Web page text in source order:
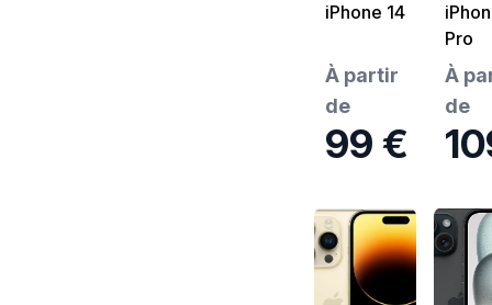
iPhone 14
À partir
de
99 €
Pro
À
de